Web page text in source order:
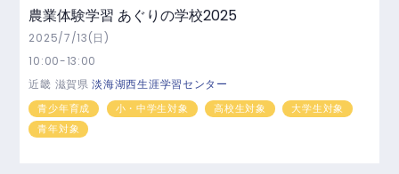
農業体験学習 あぐりの学校2025
2025/7/13(日)
10:00-13:00
近畿 滋賀県淡海湖西生涯学習センター
青少年育成 小・中学生対象 高校生対象
大学生対象
青年対象